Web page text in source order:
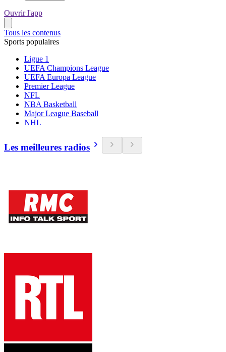
Ouvrir l'app
Tous les contenus
Sports populaires
Ligue 1
UEFA Champions League
UEFA Europa League
Premier League
NFL
NBA Basketball
Major League Baseball
NHL
Les meilleures radios